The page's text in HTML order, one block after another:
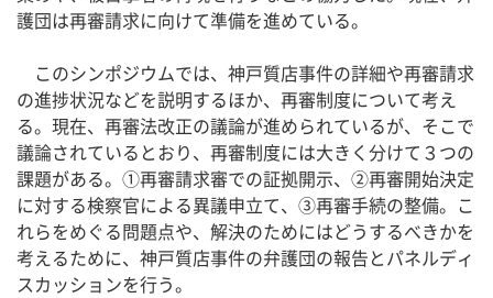
護団は再審請求に向けて準備を進めている。
このシンポジウムでは、神戸質店事件の詳細や再審請求
の進捗状況などを説明するほか、再審制度について考え
る。現在、再審法改正の議論が進められているが、そこで
議論されているとおり、再審制度には大きく分けて３つの
課題がある。①再審請求審での証拠開示、②再審開始決定
に対する検察官による異議申立て、③再審手続の整備。こ
れらをめぐる問題点や、解決のためにはどうするべきかを
考えるために、神戸質店事件の弁護団の報告とパネルディ
スカッションを行う。